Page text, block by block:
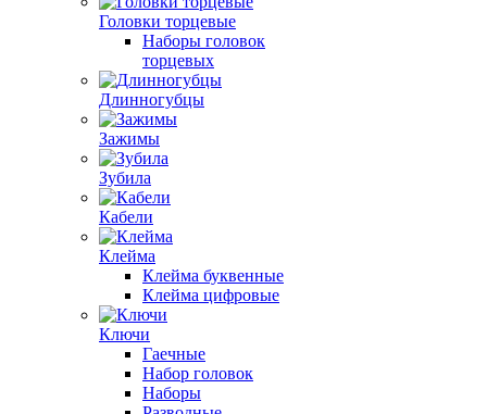
Головки торцевые
Наборы головок
торцевых
Длинногубцы
Зажимы
Зубила
Кабели
Клейма
Клейма буквенные
Клейма цифровые
Ключи
Гаечные
Набор головок
Наборы